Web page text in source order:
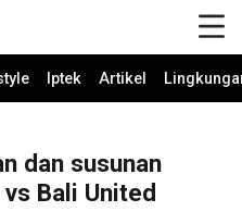
Iptek Artikel
dan susunan
Bali United